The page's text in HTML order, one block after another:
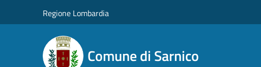
Regione Lombardia
Comune di Sarnico